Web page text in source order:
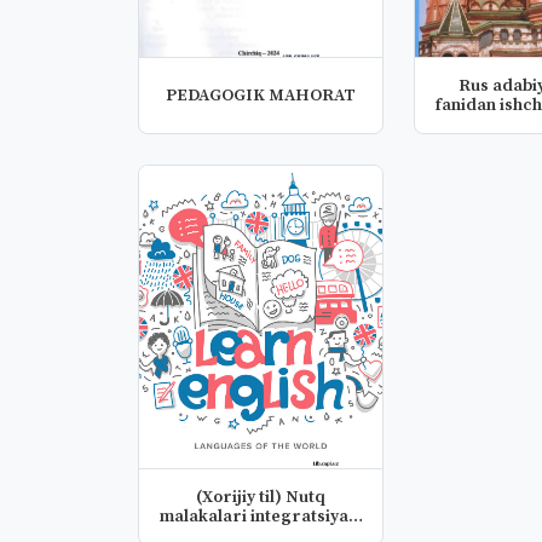
PEDAGOGIK MAHORAT
Rus
fanidan
(Xorijiy til) Nutq
malakalari integratsiyasi